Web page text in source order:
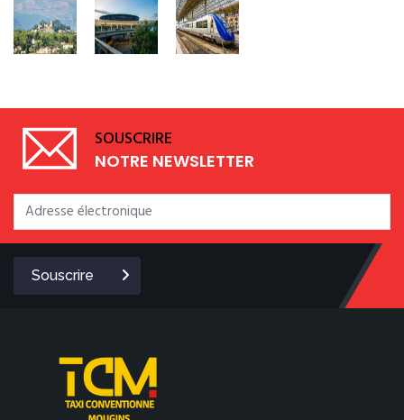
SOUSCRIRE
NOTRE NEWSLETTER
Souscrire